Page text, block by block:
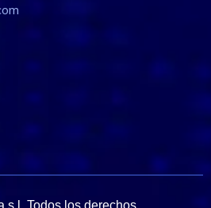
s.l. Todos los derechos